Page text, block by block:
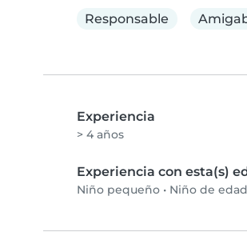
Responsable
Experiencia
> 4 años
Experiencia con esta(s)
Niño pequeño • Niño de